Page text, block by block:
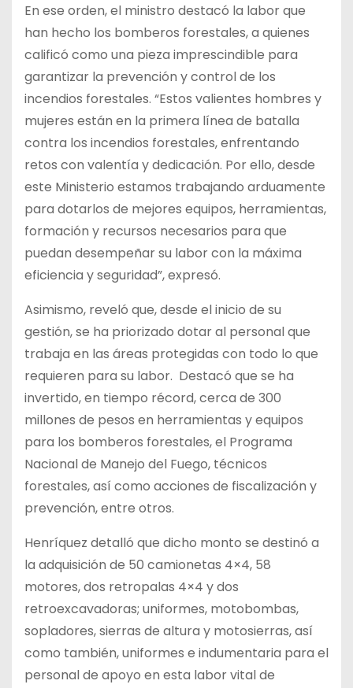
En ese orden, el ministro destacó la labor que
han hecho los bomberos forestales, a quienes
calificó como una pieza imprescindible para
garantizar la prevención y control de los
incendios forestales. “Estos valientes hombres y
mujeres están en la primera línea de batalla
contra los incendios forestales, enfrentando
retos con valentía y dedicación. Por ello, desde
este Ministerio estamos trabajando arduamente
para dotarlos de mejores equipos, herramientas,
formación y recursos necesarios para que
puedan desempeñar su labor con la máxima
eficiencia y seguridad”, expresó.
Asimismo, reveló que, desde el inicio de su
gestión, se ha priorizado dotar al personal que
trabaja en las áreas protegidas con todo lo que
requieren para su labor. Destacó que se ha
invertido, en tiempo récord, cerca de 300
millones de pesos en herramientas y equipos
para los bomberos forestales, el Programa
Nacional de Manejo del Fuego, técnicos
forestales, así como acciones de fiscalización y
prevención, entre otros.
Henríquez detalló que dicho monto se destinó a
la adquisición de 50 camionetas 4×4, 58
motores, dos retropalas 4×4 y dos
retroexcavadoras; uniformes, motobombas,
sopladores, sierras de altura y motosierras, así
como también, uniformes e indumentaria para el
personal de apoyo en esta labor vital de